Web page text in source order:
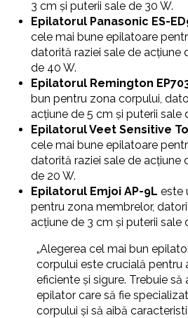
3 cm și puterii sale de 30 W.
Epilatorul Panasonic ES-
cele mai bune epilatoare
datorită raziei sale de acțiune
de 40 W.
Epilatorul Remington
bun pentru zona corpului,
acțiune de 5 cm și puterii sale
Epilatorul Veet Sensitive
cele mai bune epilatoare
datorită raziei sale de acțiune
de 20 W.
Epilatorul Emjoi AP-9L este
pentru zona membrelor,
acțiune de 3 cm și puterii sale
„Alegerea cel mai bun
corpului este crucială pentru
eficiente și sigure. Trebuie să
epilator care să fie
corpului și să aibă